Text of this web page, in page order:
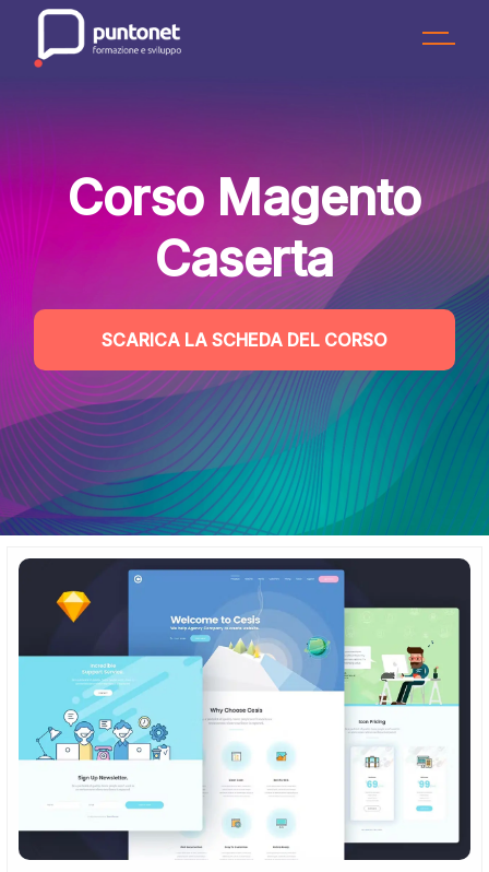
content
Corso Magento
Caserta
SCARICA LA SCHEDA DEL CORSO